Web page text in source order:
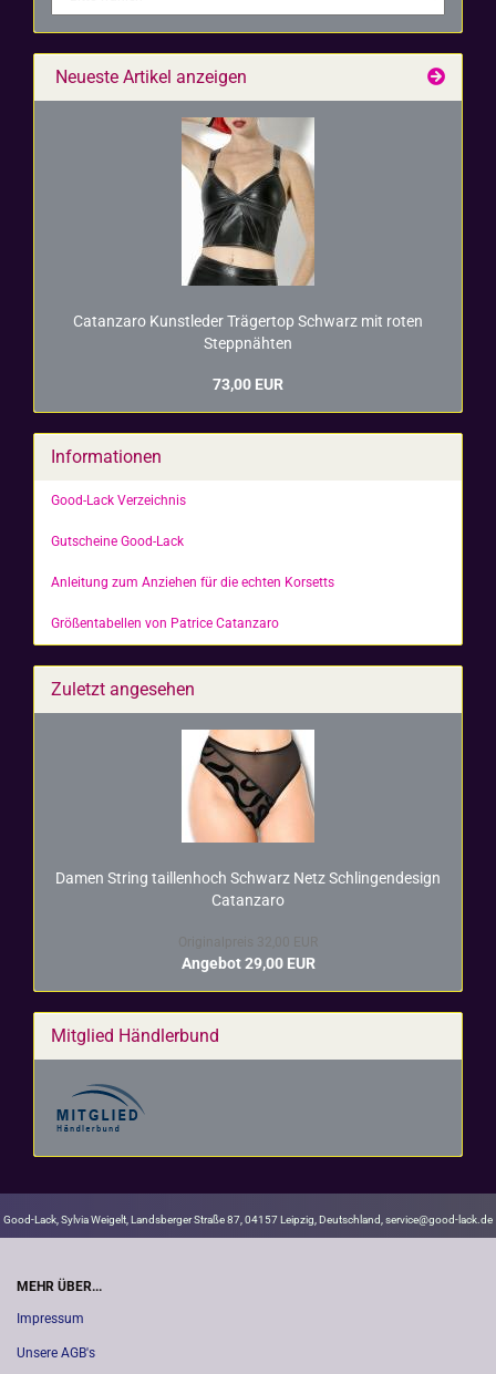
Neueste Artikel anzeigen
Ca­t­an­za­ro Kunst­le­der Trä­ger­top Schwarz mit roten
Stepp­näh­ten
73,00 EUR
Informationen
Good-Lack Verzeichnis
Gutscheine Good-Lack
Anleitung zum Anziehen für die echten Korsetts
Größentabellen von Patrice Catanzaro
Zuletzt angesehen
Damen String tail­len­hoch Schwarz Netz Schlin­gen­de­sign
Ca­t­an­za­ro
Angebot 29,00 EUR
Mitglied Händlerbund
Good-Lack, Sylvia Weigelt, Landsberger Straße 87, 04157 Leipzig, Deutschland, service@good-lack.de
MEHR ÜBER...
Impressum
Unsere AGB's